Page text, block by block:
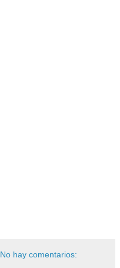
No hay comentarios: